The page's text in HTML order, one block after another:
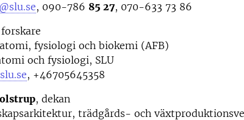
, 090-786 85 27, 070-633 73 86
fysiologi och biokemi (AFB)
och fysiologi, SLU
, +46705645358
, dekan
trädgårds- och